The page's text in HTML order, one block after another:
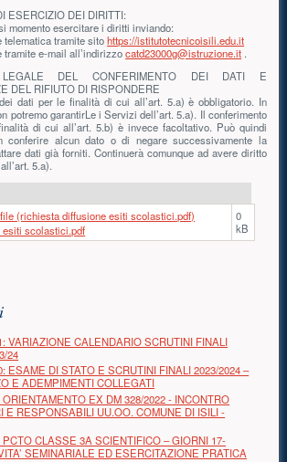
ESERCIZIO DEI DIRITTI:
momento esercitare i diritti inviando:
telematica tramite sitohttps://istitutotecnicoisili.edu.it
tramite e-mail all’indirizzocatd23000g@istruzione.it .
LEGALE DEL CONFERIMENTO DEI DATI E
DEL RIFIUTO DI RISPONDERE
dati per le finalità di cui all’art. 5.a) è obbligatorio. In
potremo garantirLe i Servizi dell’art. 5.a). Il conferimento
di cui all’art. 5.b) è invece facoltativo. Può quindi
conferire alcun dato o di negare successivamente la
dati già forniti. Continuerà comunque ad avere diritto
5.a).
scolastici.pdf
0
kB
VARIAZIONE CALENDARIO SCRUTINI FINALI
24
ESAME DI STATO E SCRUTINI FINALI 2023/2024 –
E ADEMPIMENTI COLLEGATI
EX DM 328/2022 - INCONTRO
E RESPONSABILI UU.OO. COMUNE DI ISILI -
CLASSE 3A SCIENTIFICO – GIORNI 17-
SEMINARIALE ED ESERCITAZIONE PRATICA